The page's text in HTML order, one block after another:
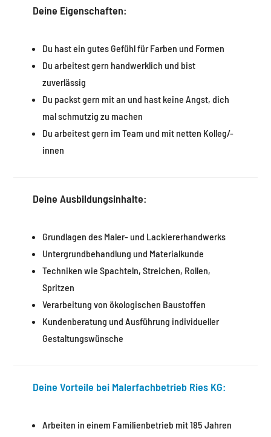
Deine Eigenschaften:
Du hast ein gutes Gefühl für Farben und Formen
Du arbeitest gern handwerklich und bist
zuverlässig
Du packst gern mit an und hast keine Angst, dich
mal schmutzig zu machen
Du arbeitest gern im Team und mit netten Kolleg/-
innen
Deine Ausbildungsinhalte:
Grundlagen des Maler- und Lackiererhandwerks
Untergrundbehandlung und Materialkunde
Techniken wie Spachteln, Streichen, Rollen,
Spritzen
Verarbeitung von ökologischen Baustoffen
Kundenberatung und Ausführung individueller
Gestaltungswünsche
Deine Vorteile bei Malerfachbetrieb Ries KG:
Arbeiten in einem Familienbetrieb mit 185 Jahren